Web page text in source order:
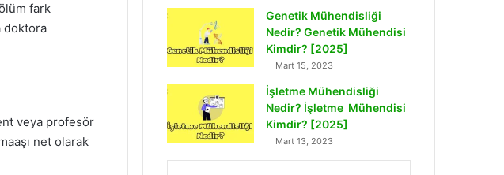
fark
doktora
veya profesör
net olarak
Genetik Mühendisliği
Nedir? Genetik Mühendisi
Kimdir? [2025]
Mart 15, 2023
İşletme Mühendisliği
Nedir? İşletme Mühendisi
Kimdir? [2025]
Mart 13, 2023